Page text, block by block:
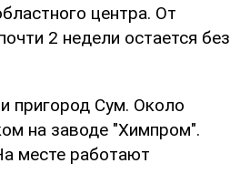
центра. От
2 недели остается без
пригород Сум. Около
на заводе "Химпром".
месте работают